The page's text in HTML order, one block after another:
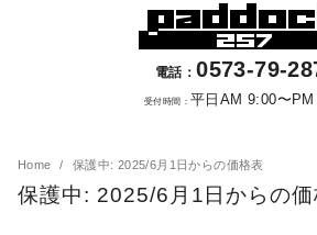
電話：0573-79-
受付時間：平日AM 9:00〜
Home 保護中: 2025/6月1日からの価格表
保護中: 2025/6月1日からの価